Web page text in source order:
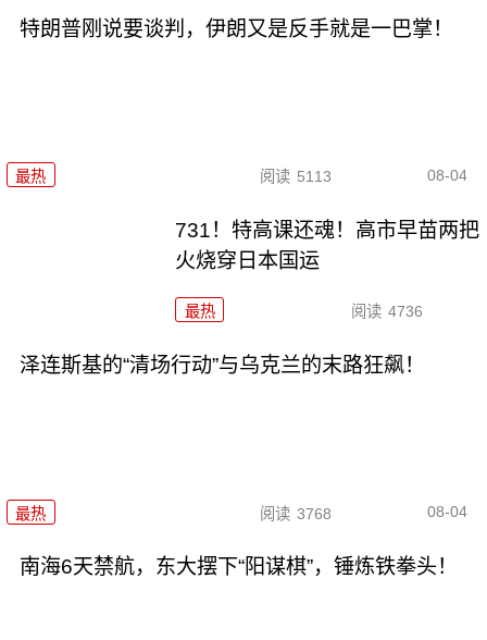
特朗普刚说要谈判，伊朗又是反手就是一巴掌！
最热 阅读 5113 08-04
731！特高课还魂！高市早苗两把
火烧穿日本国运
最热 阅读 4736
泽连斯基的“清场行动”与乌克兰的末路狂飙！
最热 阅读 3768 08-04
南海6天禁航，东大摆下“阳谋棋”，锤炼铁拳头！